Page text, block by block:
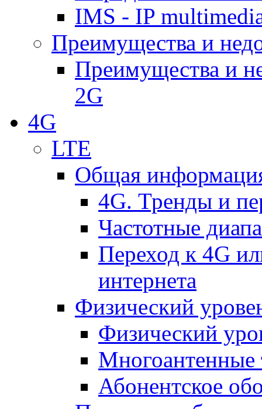
IMS - IP
Преимущества и
Преимущества и
2G
4G
LTE
Общая
4G. Тренды и
Частотные
Переход к 4G
интернета
Физический
Физический
Многоантенные
Абонентское